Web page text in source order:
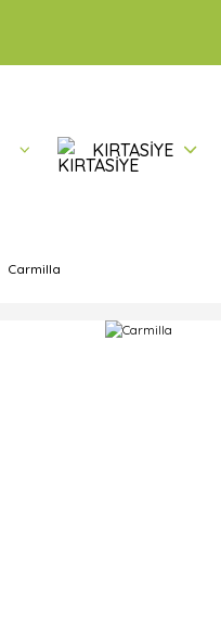
KIRTASİYE
Carmilla